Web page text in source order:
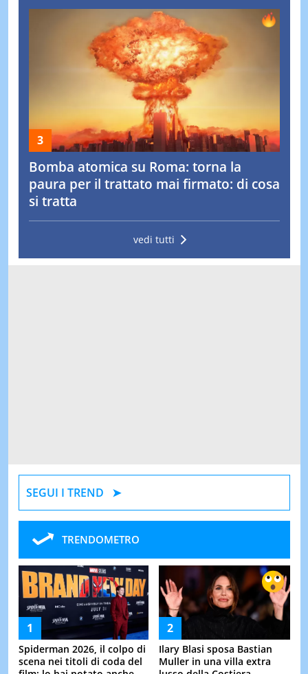
Bomba atomica su Roma: torna la
paura per il trattato mai firmato: di cosa
si tratta
vedi tutti
SEGUI I TREND
TRENDOMETRO
Spiderman 2026, il colpo di
scena nei titoli di coda del
Ilary Blasi sposa Bastian
Muller in una villa extra